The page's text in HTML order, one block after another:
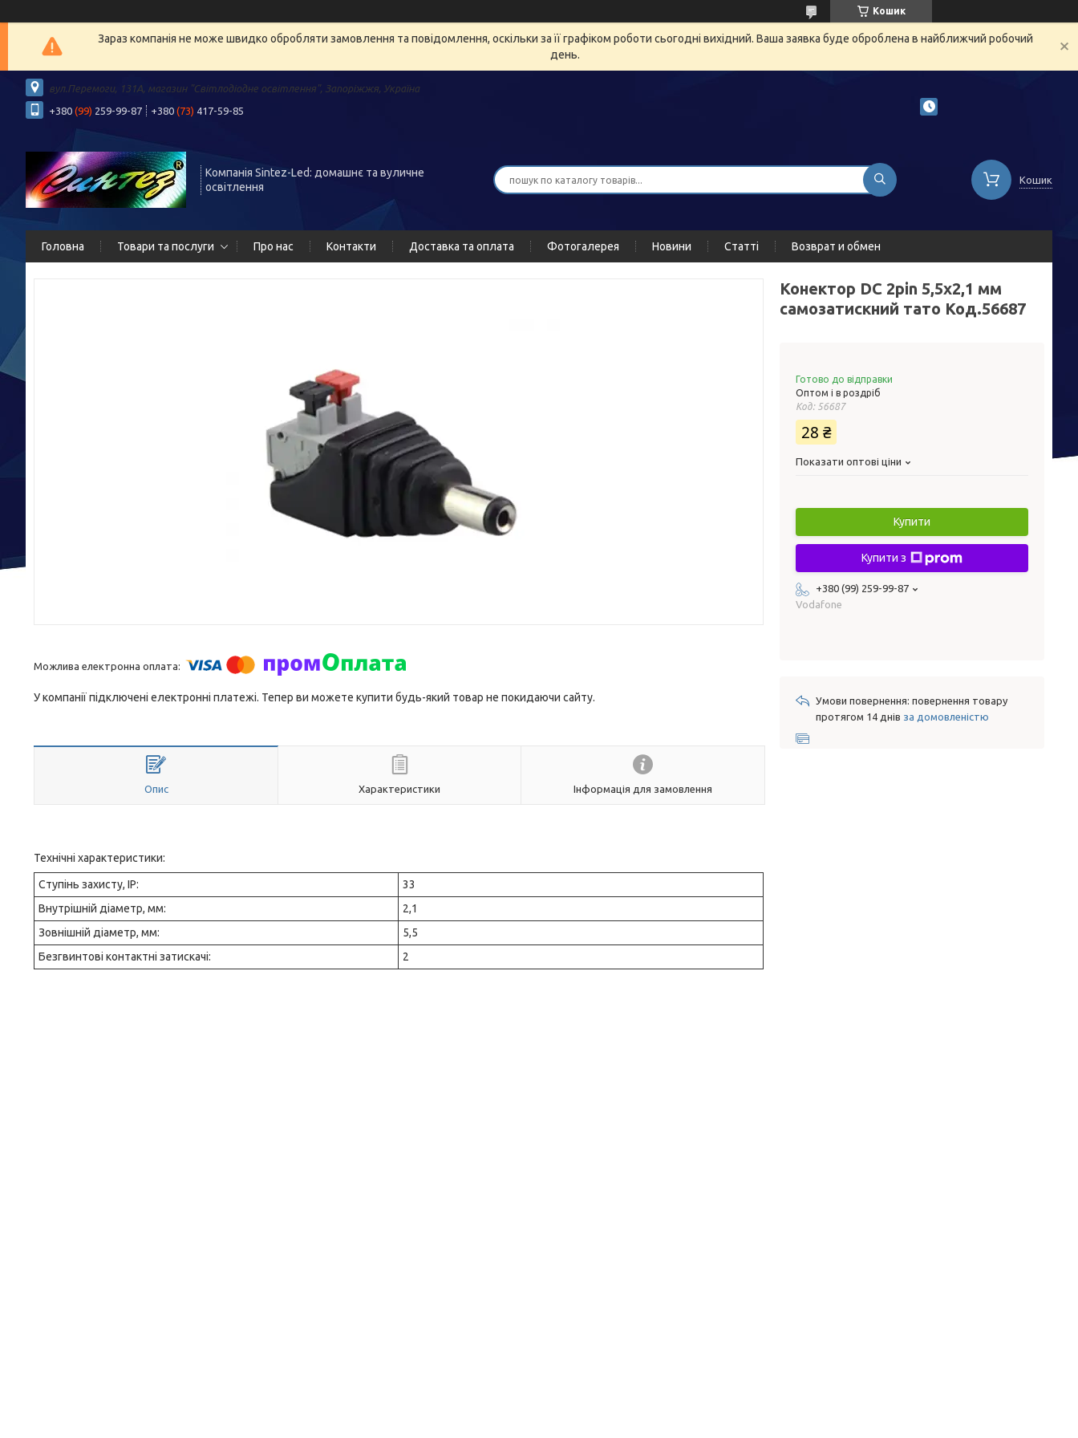
Кошик
Зараз компанія не може швидко обробляти замовлення та повідомлення, оскільки за її графіком роботи сьогодні вихідний. Ваша заявка буде оброблена в найближчий робочий
день.
вул.Перемоги, 131А, магазин "Світлодіодне освітлення", Запоріжжя, Україна
+380 (99) 259-99-87 +380 (73) 417-59-85
Компанія Sintez-Led: домашнє та вуличне
освітлення
Кошик
Головна Товари та послуги Про нас Контакти Доставка та оплата Фотогалерея Новини Статті Возврат и обмен
У компанії підключені електронні платежі. Тепер ви можете купити будь-який товар не покидаючи сайту.
Опис Характеристики Інформація для замовлення
Технічні характеристики:
Ступінь захисту, IP:
33
Внутрішній діаметр, мм:
2,1
Зовнішній діаметр, мм:
5,5
Безгвинтові контактні затискачі:
2
Конектор DC 2pin 5,5х2,1 мм
самозатискний тато Код.56687
Готово до відправки
Оптом і в роздріб
Код: 56687
28 ₴
Показати оптові ціни
Купити
Купити з
+380 (99) 259-99-87
Vodafone
повернення товару
протягом 14 днів за домовленістю